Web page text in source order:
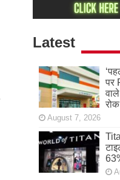
Latest
पर
रोक
August 7, 2026